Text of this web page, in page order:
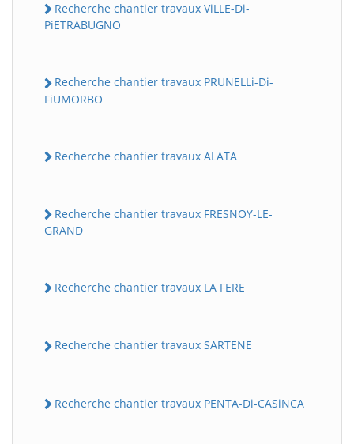
Recherche chantier travaux ViLLE-Di-
PiETRABUGNO
Recherche chantier travaux PRUNELLi-Di-
FiUMORBO
Recherche chantier travaux ALATA
Recherche chantier travaux FRESNOY-LE-
GRAND
Recherche chantier travaux LA FERE
Recherche chantier travaux SARTENE
Recherche chantier travaux PENTA-Di-CASiNCA